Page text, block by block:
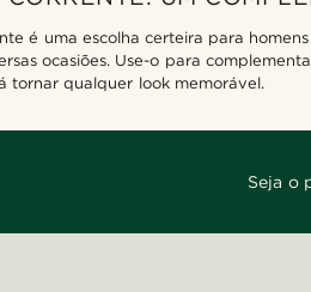
é uma escolha certeira para
ocasiões. Use-o para
tornar qualquer look memorável.
Seja o